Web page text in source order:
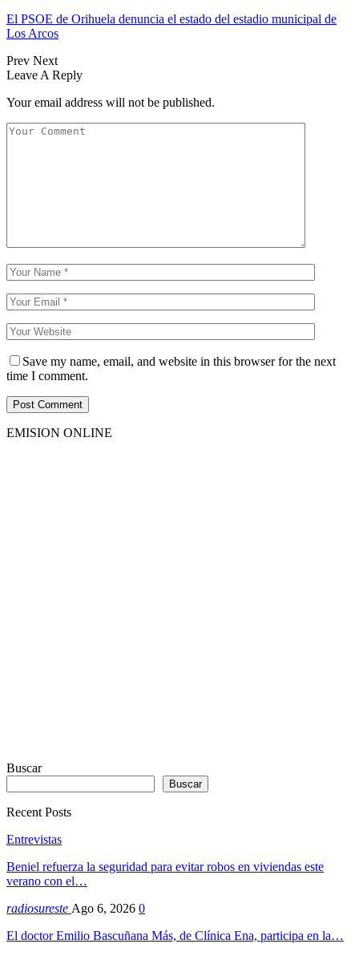
El PSOE de Orihuela denuncia el estado del estadio municipal de
Los Arcos
Prev Next
Leave A Reply
Your email address will not be published.
Save my name, email, and website in this browser for the next
time I comment.
EMISION ONLINE
Buscar
Buscar
Recent Posts
Entrevistas
Beniel refuerza la seguridad para evitar robos en viviendas este
verano con el…
radiosureste Ago 6, 2026 0
El doctor Emilio Bascuñana Más, de Clínica Ena, participa en la…